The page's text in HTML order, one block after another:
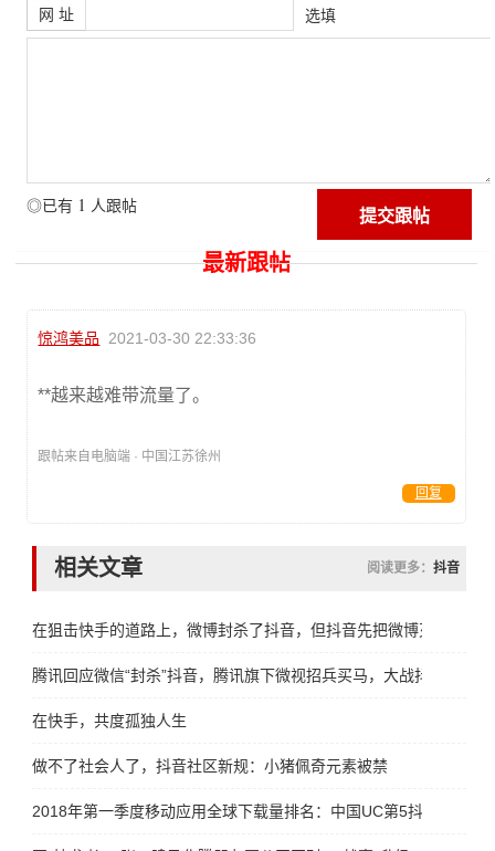
网 址 选填
◎已有 1 人跟帖
最新跟帖
惊鸿美品 2021-03-30 22:33:36
**越来越难带流量了。
跟帖来自电脑端 · 中国江苏徐州
回复
相关文章 阅读更多： 抖音
在狙击快手的道路上，微博封杀了抖音，但抖音先把微博灭了
腾讯回应微信“封杀”抖音，腾讯旗下微视招兵买马，大战抖音
在快手，共度孤独人生
做不了社会人了，抖音社区新规：小猪佩奇元素被禁
2018年第一季度移动应用全球下载量排名：中国UC第5抖音第6